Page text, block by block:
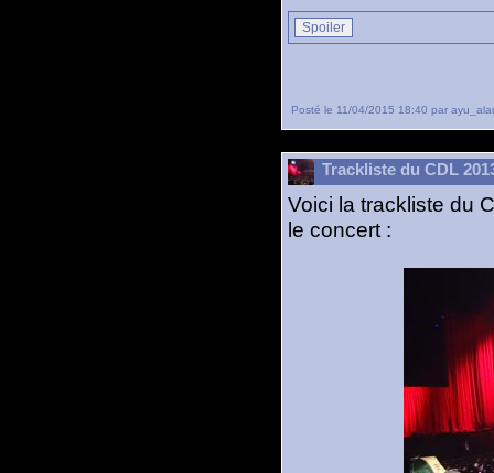
Spoiler
Posté le 11/04/2015 18:40 par
Trackliste du CDL
Voici la trackliste du
le concert :